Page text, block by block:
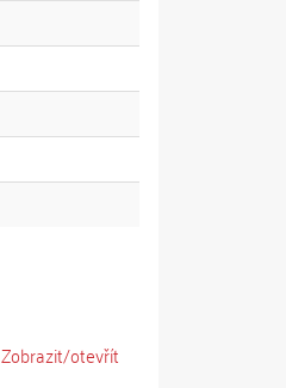
Zobrazit/otevřít